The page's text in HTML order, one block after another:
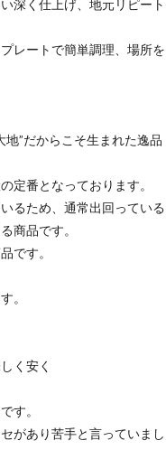
深く仕上げ、地元リピート
レートで簡単調理、場所を
”だからこそ生まれた逸品
定番となっております。
るため、通常出回っている
商品です。
です。
。
く安く
す。
があり苦手と言っていまし